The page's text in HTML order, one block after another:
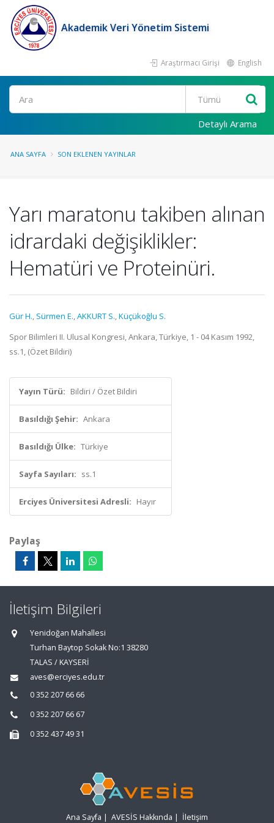
Akademik Veri Yönetim Sistemi
Araştırmacı Girişi English
Ara
Detaylı Arama
ANA SAYFA SON EKLENEN YAYINLAR
Yarı maratonu takiben alınan
idrardaki değişiklikler:
Hematüri ve Proteinüri.
Gür H., Sürmen E.,AKKURT S.,Küçükoğlu S.
Spor Bilimleri II. Ulusal Kongresi, Ankara, Türkiye, 1 - 04 Kasım 1992,
ss.1, (Özet Bildiri)
Yayın Türü: Bildiri / Özet Bildiri
Basıldığı Şehir: Ankara
Basıldığı Ülke: Türkiye
Sayfa Sayıları: ss.1
Erciyes Üniversitesi Adresli: Hayır
Paylaş
İletişim Bilgileri
Yenidoğan Mahallesi
Turhan Baytop Sokak No:1 38280
TALAS / KAYSERİ
aves@erciyes.edu.tr
0 352 207 66 66
0 352 207 66 67
0 352 437 49 31
Ana Sayfa | AVESİS Hakkında | İletişim